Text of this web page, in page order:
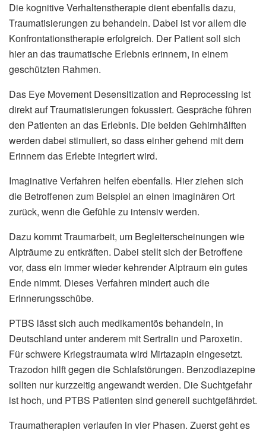
Die kognitive Verhaltenstherapie dient ebenfalls dazu,
Traumatisierungen zu behandeln. Dabei ist vor allem die
Konfrontationstherapie erfolgreich. Der Patient soll sich
hier an das traumatische Erlebnis erinnern, in einem
geschützten Rahmen.
Das Eye Movement Desensitization and Reprocessing ist
direkt auf Traumatisierungen fokussiert. Gespräche führen
den Patienten an das Erlebnis. Die beiden Gehirnhälften
werden dabei stimuliert, so dass einher gehend mit dem
Erinnern das Erlebte integriert wird.
Imaginative Verfahren helfen ebenfalls. Hier ziehen sich
die Betroffenen zum Beispiel an einen imaginären Ort
zurück, wenn die Gefühle zu intensiv werden.
Dazu kommt Traumarbeit, um Begleiterscheinungen wie
Alpträume zu entkräften. Dabei stellt sich der Betroffene
vor, dass ein immer wieder kehrender Alptraum ein gutes
Ende nimmt. Dieses Verfahren mindert auch die
Erinnerungsschübe.
PTBS lässt sich auch medikamentös behandeln, in
Deutschland unter anderem mit Sertralin und Paroxetin.
Für schwere Kriegstraumata wird Mirtazapin eingesetzt.
Trazodon hilft gegen die Schlafstörungen. Benzodiazepine
sollten nur kurzzeitig angewandt werden. Die Suchtgefahr
ist hoch, und PTBS Patienten sind generell suchtgefährdet.
Traumatherapien verlaufen in vier Phasen. Zuerst geht es